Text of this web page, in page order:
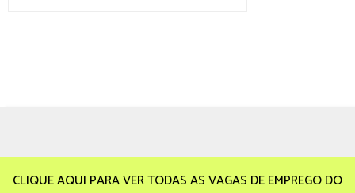
CLIQUE AQUI PARA VER TODAS AS VAGAS DE EMPREGO DO